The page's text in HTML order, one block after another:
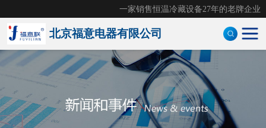
一家销售恒温冷藏设备27年的老牌企业
北京福意电器有限公司
手术室恒温箱
医用液体加温柜
医用加温箱